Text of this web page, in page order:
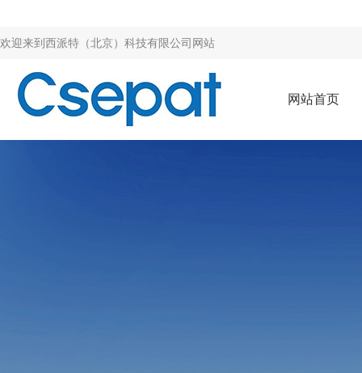
欢迎来到 西派特（北京）科技有限公司网站
网站首页